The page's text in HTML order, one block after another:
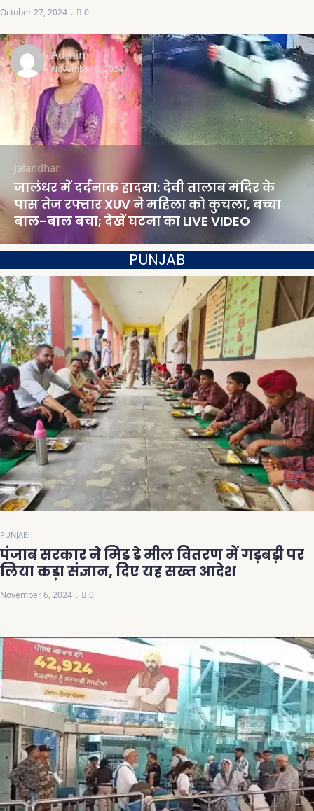
October 27, 2024 0
Admin
November 6, 2024
Jalandhar
जालंधर में दर्दनाक हादसा: देवी तालाब मंदिर के
पास तेज रफ्तार XUV ने महिला को कुचला, बच्चा
बाल-बाल बचा; देखें घटना का LIVE VIDEO
PUNJAB
PUNJAB
पंजाब सरकार ने मिड डे मील वितरण में गड़बड़ी पर
लिया कड़ा संज्ञान, दिए यह सख्त आदेश
November 6, 2024 0